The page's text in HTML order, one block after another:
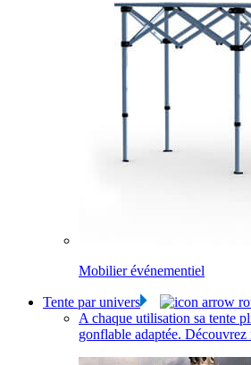
Mobilier événementiel
Tente par univers
A chaque utilisation sa tente
gonflable adaptée. Découvrez